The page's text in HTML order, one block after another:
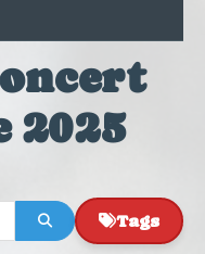
2025
Tags